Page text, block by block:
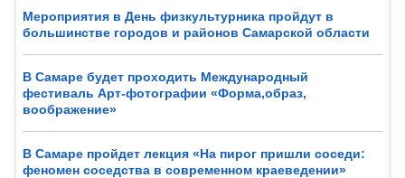
Мероприятия в День физкультурника пройдут в
большинстве городов и районов Самарской области
В Самаре будет проходить Международный
фестиваль Арт-фотографии «Форма,образ,
воображение»
В Самаре пройдет лекция «На пирог пришли соседи:
феномен соседства в современном краеведении»